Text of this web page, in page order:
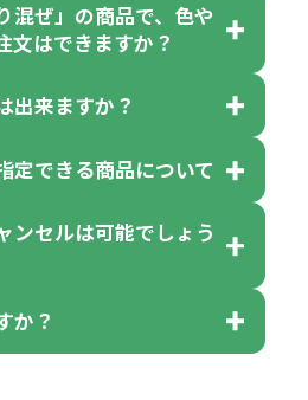
）を除き、注文可能数
能数が100個の場合
上でしたら、何個でも
混ぜ」の商品で、色や
文はできますか？
混ぜ」のラベルがつい
、色指定不可となって
出来ますか？
商品もございますが商
色・柄 取り混ぜ」のラ
像に「〇色取混ぜ」な
が出来ません。
定できる商品について
色」のラベルが付いて
ンセルは可能でしょう
のキャンセルは、制作
か？